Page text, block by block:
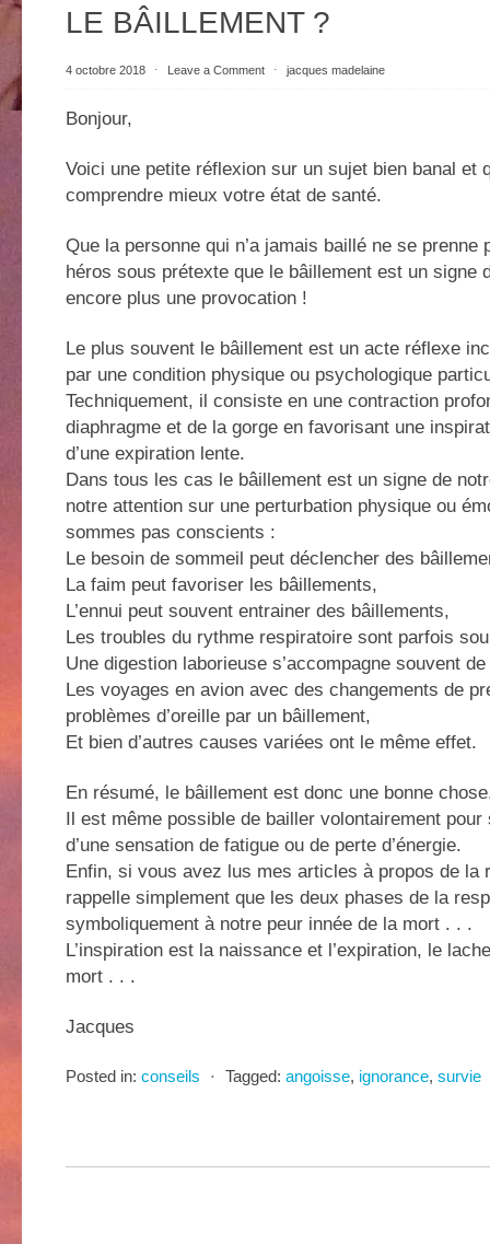
LE BÂILLEMENT ?
4 octobre 2018 ⋅ Leave a Comment ⋅ jacques madelaine
Bonjour,
Voici une petite réflexion sur un sujet bien banal et
comprendre mieux votre état de santé.
Que la personne qui n’a jamais baillé ne se prenne
héros sous prétexte que le bâillement est un signe
encore plus une provocation !
Le plus souvent le bâillement est un acte réflexe
par une condition physique ou psychologique
Techniquement, il consiste en une contraction
diaphragme et de la gorge en favorisant une
d’une expiration lente.
Dans tous les cas le bâillement est un signe de
notre attention sur une perturbation physique ou
sommes pas conscients :
Le besoin de sommeil peut déclencher des
La faim peut favoriser les bâillements,
L’ennui peut souvent entrainer des bâillements,
Les troubles du rythme respiratoire sont parfois
Une digestion laborieuse s’accompagne souvent
Les voyages en avion avec des changements de
problèmes d’oreille par un bâillement,
Et bien d’autres causes variées ont le même effet.
En résumé, le bâillement est donc une bonne
Il est même possible de bailler volontairement pour
d’une sensation de fatigue ou de perte d’énergie.
Enfin, si vous avez lus mes articles à propos de la
rappelle simplement que les deux phases de la
symboliquement à notre peur innée de la mort . . .
L’inspiration est la naissance et l’expiration, le
mort . . .
Jacques
Posted in: conseils ⋅ Tagged: angoisse, ignorance, survie